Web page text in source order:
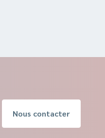
Nous contacter